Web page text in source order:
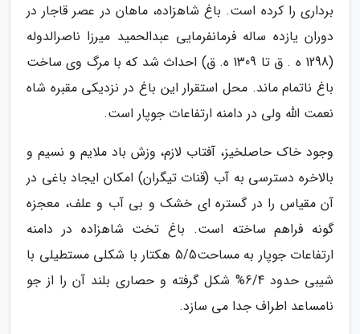
برداری را کرده است. باغ شاهزاده، ماهان در عصر قاجار در
دوران یازده ساله فرمانفرمایی عبدالحمید میرزا ناصرالدوله
(1298 ه . ق تا 1309 ه. ق) احداث شد که با مرگ وی ساخت
باغ ناتمام ماند. محل استقرار این باغ در نزدیکی مقبره شاه
نعمت الله ولی در دامنه ارتفاعات جوپار است.
وجود خاک حاصلخیز، آفتاب لازم، وزش باد ملایم و نسیم و
بالاخره دسترسی به آب (قنات تیگران) امکان ایجاد باغی در
آن مقیاس را در گستره ای خشک و بی آب و علف، معجزه
گونه فراهم ساخته است. باغ تخت شاهزاده در دامنه
ارتفاعات جوپار به مساحت5/5 هکتار با شکلی مستطیلی با
شیبی حدود 6/4% شکل گرفته و حصاری بلند آن را از جو
نامساعد اطراف جدا می سازد.